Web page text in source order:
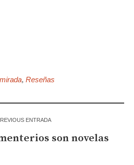
, Reseñas
ENTRADA
son novelas